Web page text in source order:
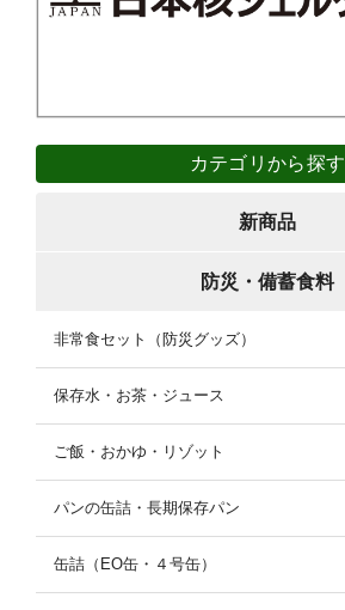
カテゴリから探す
新商品
防災・備蓄食料
非常食セット（防災グッズ）
保存水・お茶・ジュース
ご飯・おかゆ・リゾット
パンの缶詰・長期保存パン
缶詰（EO缶・４号缶）